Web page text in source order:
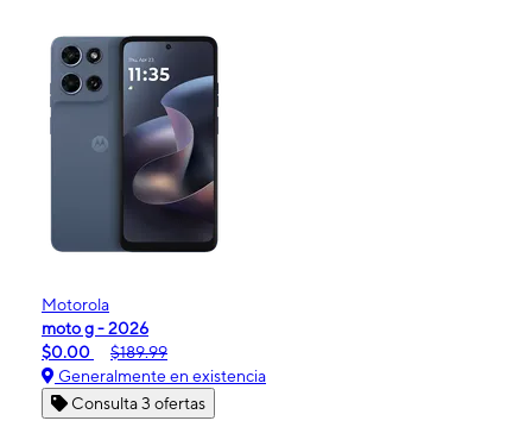
Motorola
moto g - 2026
$0.00
$189.99
Generalmente en existencia
Consulta 3 ofertas